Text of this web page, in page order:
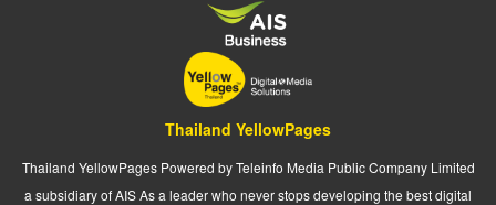
Thailand YellowPages
Thailand YellowPages Powered by Teleinfo Media Public Company Limited
a subsidiary of AIS As a leader who never stops developing the best digital